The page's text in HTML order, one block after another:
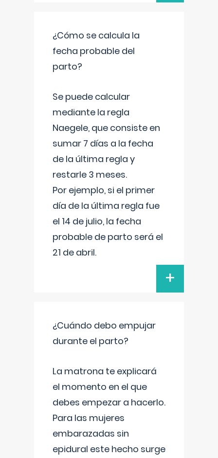
¿Cómo se calcula la
fecha probable del
parto?
Se puede calcular
mediante la regla
Naegele, que consiste en
sumar 7 días a la fecha
de la última regla y
restarle 3 meses.
Por ejemplo, si el primer
día de la última regla fue
el 14 de julio, la fecha
probable de parto será el
21 de abril.
+
¿Cuándo debo empujar
durante el parto?
La matrona te explicará
el momento en el que
debes empezar a hacerlo.
Para las mujeres
embarazadas sin
epidural este hecho surge